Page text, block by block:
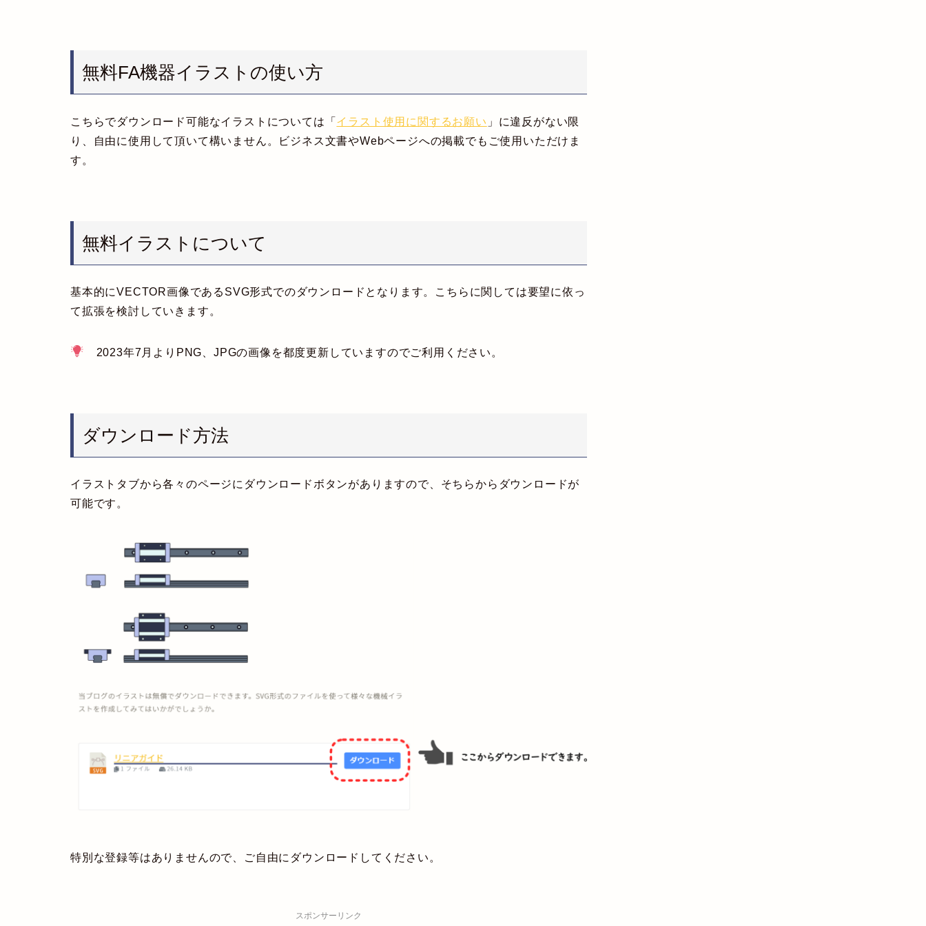
無料FA機器イラストの使い方
こちらでダウンロード可能なイラストについては「 イラスト使用に関するお願い 」に違反がない限
り、自由に使用して頂いて構いません。ビジネス文書やWebページへの掲載でもご使用いただけま
す。
無料イラストについて
基本的にVECTOR画像であるSVG形式でのダウンロードとなります。こちらに関しては要望に依っ
て拡張を検討していきます。
2023年7月よりPNG、JPGの画像を都度更新していますのでご利用ください。
ダウンロード方法
イラストタブから各々のページにダウンロードボタンがありますので、そちらからダウンロードが
可能です。
特別な登録等はありませんので、ご自由にダウンロードしてください。
スポンサーリンク